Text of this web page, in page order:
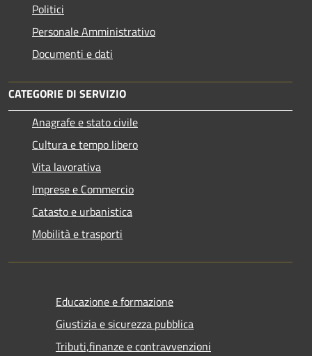
Politici
Personale Amministrativo
Documenti e dati
CATEGORIE DI SERVIZIO
Anagrafe e stato civile
Cultura e tempo libero
Vita lavorativa
Imprese e Commercio
Catasto e urbanistica
Mobilità e trasporti
Educazione e formazione
Giustizia e sicurezza pubblica
Tributi,finanze e contravvenzioni